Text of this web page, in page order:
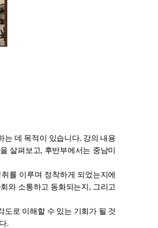
는 데 목적이 있습니다. 강의 내용
살펴보고, 후반부에서는 중남미
를 이루며 정착하게 되었는지에
와 소통하고 동화되는지, 그리고
도로 이해할 수 있는 기회가 될 것
.